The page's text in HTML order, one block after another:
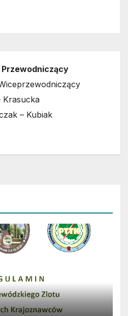
Przewodniczący
Krasucka
– Kubiak